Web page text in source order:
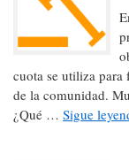
cuota se utiliza para
de la comunidad.
¿Qué … Sigue